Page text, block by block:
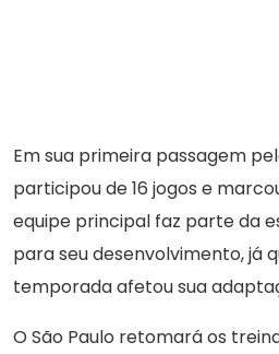
Em sua primeira passagem
participou de 16 jogos e
equipe principal faz parte da
para seu desenvolvimento, já
temporada afetou sua
O São Paulo retomará os